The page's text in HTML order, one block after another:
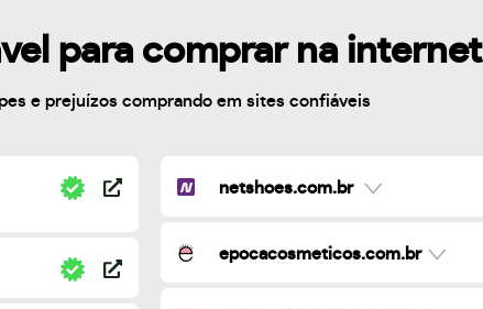
para comprar na internet
e prejuízos comprando em sites confiáveis
netshoes.com.br
epocacosmeticos.com.br